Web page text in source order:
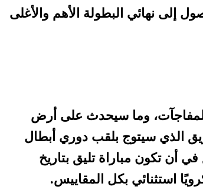
إلى نهائي البطولة الأهم والأغلى
المفاجآت، وما سيحدث على أرض
الذي سيتوج بلقب دوري أبطال
أن تكون مباراة تليق بتاريخ
استثنائي بكل المقاييس.